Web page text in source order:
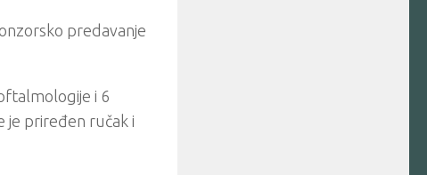
predavanje
i 6
je priređen ručak i